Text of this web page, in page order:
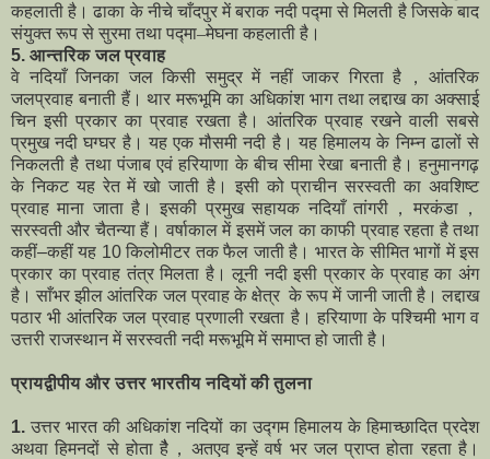
कहलाती है। ढाका के नीचे चाँदपुर में बराक नदी पद्मा से मिलती है जिसके बाद
संयुक्त रूप से सुरमा तथा पद्मा–मेघना कहलाती है।
5. आन्तरिक जल प्रवाह
वे नदियाँ जिनका जल किसी समुद्र में नहीं जाकर गिरता है，आंतरिक
जलप्रवाह बनाती हैं। थार मरूभूमि का अधिकांश भाग तथा लद्दाख का अक्साई
चिन इसी प्रकार का प्रवाह रखता है। आंतरिक प्रवाह रखने वाली सबसे
प्रमुख नदी घग्घर है। यह एक मौसमी नदी है। यह हिमालय के निम्न ढालों से
निकलती है तथा पंजाब एवं हरियाणा के बीच सीमा रेखा बनाती है। हनुमानगढ़
के निकट यह रेत में खो जाती है। इसी को प्राचीन सरस्वती का अवशिष्ट
प्रवाह माना जाता है। इसकी प्रमुख सहायक नदियाँ तांगरी，मरकंडा，
सरस्वती और चैतन्या हैं। वर्षाकाल में इसमें जल का काफी प्रवाह रहता है तथा
कहीं–कहीं यह 10 किलोमीटर तक फैल जाती है। भारत के सीमित भागों में इस
प्रकार का प्रवाह तंत्र मिलता है। लूनी नदी इसी प्रकार के प्रवाह का अंग
है। साँभर झील आंतरिक जल प्रवाह के क्षेत्र के रूप में जानी जाती है। लद्दाख
पठार भी आंतरिक जल प्रवाह प्रणाली रखता है। हरियाणा के पश्चिमी भाग व
उत्तरी राजस्थान में सरस्वती नदी मरूभूमि में समाप्त हो जाती है।
प्रायद्वीपीय और उत्तर भारतीय नदियों की तुलना
1. उत्तर भारत की अधिकांश नदियों का उद्गम हिमालय के हिमाच्छादित प्रदेश
अथवा हिमनदों से होता हैै，अतएव इन्हें वर्ष भर जल प्राप्त होता रहता है।